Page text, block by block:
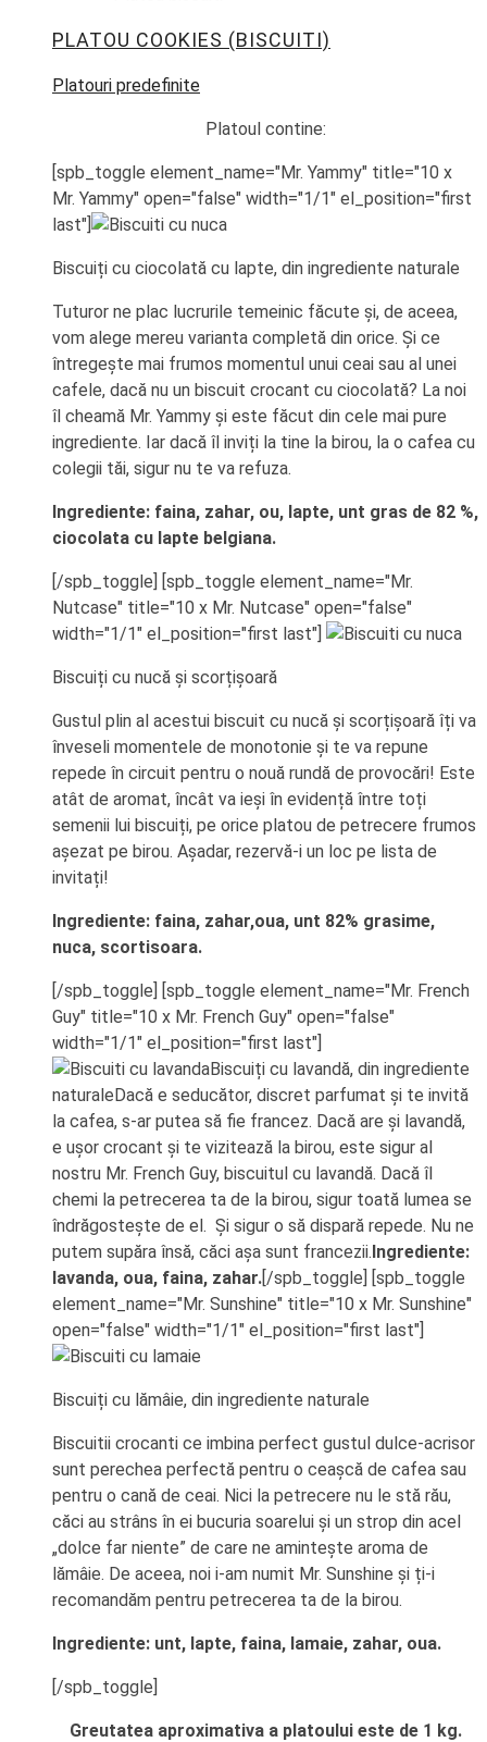
PLATOU COOKIES (BISCUITI)
Platouri predefinite
Platoul contine:
[spb_toggle element_name="Mr. Yammy" title="10 x
Mr. Yammy" open="false" width="1/1" el_position="first
last"]
Biscuiți cu ciocolată cu lapte, din ingrediente naturale
Tuturor ne plac lucrurile temeinic făcute și, de aceea,
vom alege mereu varianta completă din orice. Și ce
întregește mai frumos momentul unui ceai sau al unei
cafele, dacă nu un biscuit crocant cu ciocolată? La noi
îl cheamă Mr. Yammy și este făcut din cele mai pure
ingrediente. Iar dacă îl inviți la tine la birou, la o cafea cu
colegii tăi, sigur nu te va refuza.
Ingrediente: faina, zahar, ou, lapte, unt gras de 82 %,
ciocolata cu lapte belgiana.
[/spb_toggle] [spb_toggle element_name="Mr.
Nutcase" title="10 x Mr. Nutcase" open="false"
width="1/1" el_position="first last"]
Biscuiți cu nucă și scorțișoară
Gustul plin al acestui biscuit cu nucă și scorțișoară îți va
înveseli momentele de monotonie și te va repune
repede în circuit pentru o nouă rundă de provocări! Este
atât de aromat, încât va ieși în evidență între toți
semenii lui biscuiți, pe orice platou de petrecere frumos
așezat pe birou. Așadar, rezervă-i un loc pe lista de
invitați!
Ingrediente: faina, zahar,oua, unt 82% grasime,
nuca, scortisoara.
[/spb_toggle] [spb_toggle element_name="Mr. French
Guy" title="10 x Mr. French Guy" open="false"
width="1/1" el_position="first last"]
Biscuiți cu lavandă, din ingrediente
naturaleDacă e seducător, discret parfumat și te invită
la cafea, s-ar putea să fie francez. Dacă are și lavandă,
e ușor crocant și te vizitează la birou, este sigur al
nostru Mr. French Guy, biscuitul cu lavandă. Dacă îl
chemi la petrecerea ta de la birou, sigur toată lumea se
îndrăgostește de el. Și sigur o să dispară repede. Nu ne
putem supăra însă, căci așa sunt francezii.Ingrediente:
lavanda, oua, faina, zahar.[/spb_toggle] [spb_toggle
element_name="Mr. Sunshine" title="10 x Mr. Sunshine"
open="false" width="1/1" el_position="first last"]
Biscuiți cu lămâie, din ingrediente naturale
Biscuitii crocanti ce imbina perfect gustul dulce-acrisor
sunt perechea perfectă pentru o ceașcă de cafea sau
pentru o cană de ceai. Nici la petrecere nu le stă rău,
căci au strâns în ei bucuria soarelui și un strop din acel
„dolce far niente” de care ne amintește aroma de
lămâie. De aceea, noi i-am numit Mr. Sunshine și ți-i
recomandăm pentru petrecerea ta de la birou.
Ingrediente: unt, lapte, faina, lamaie, zahar, oua.
[/spb_toggle]
Greutatea aproximativa a platoului este de 1 kg.